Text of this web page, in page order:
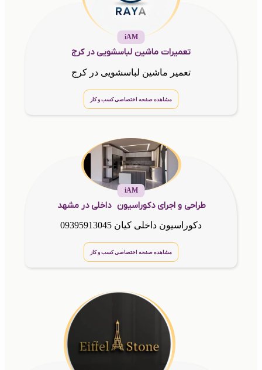
iAM
تعميرات ماشين لباسشويى در كرج
تعمير ماشين لباسشويى در كرج
مشاهده صفحه اختصاصی کسب و کار
iAM
طراحی و اجرای دکوراسیون داخلی در مشهد
دکوراسیون داخلی کیان 09395913045
مشاهده صفحه اختصاصی کسب و کار